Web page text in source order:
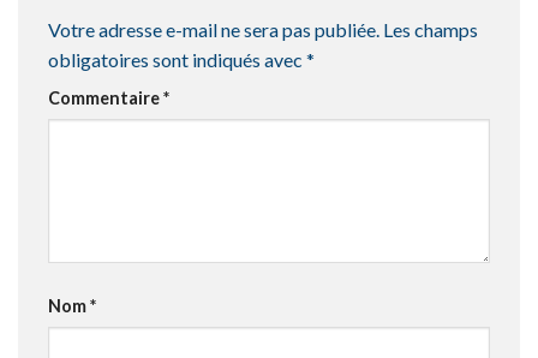
Votre adresse e-mail ne sera pas publiée. Les champs
obligatoires sont indiqués avec *
Commentaire*
Nom*